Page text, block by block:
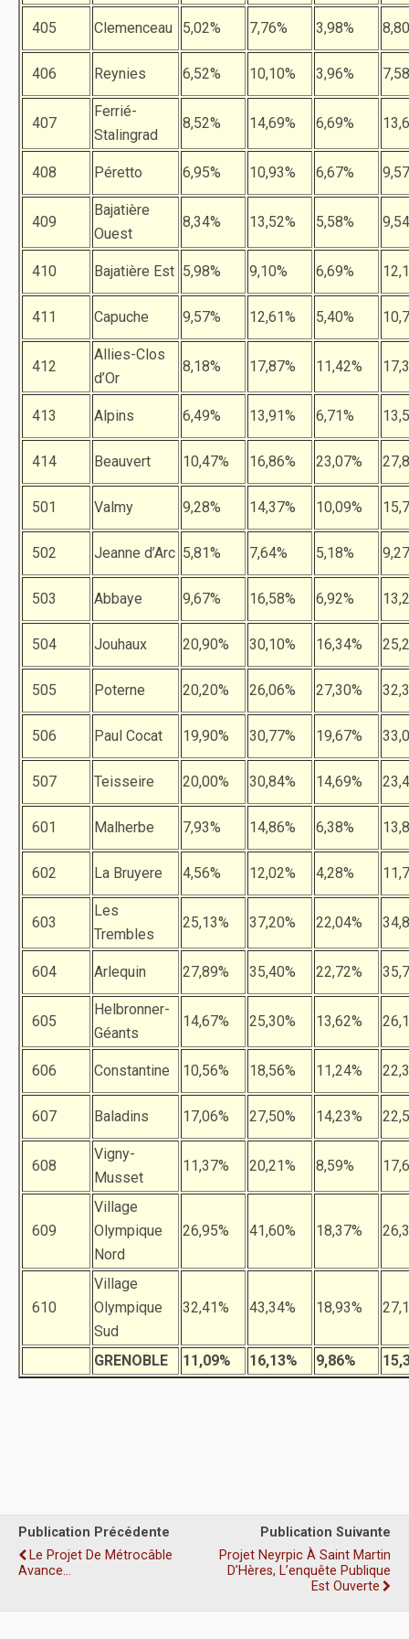
405 Clemenceau 5,02% 7,76% 3,98%
406 Reynies 6,52% 10,10% 3,96%
407
Ferrié-
Stalingrad
8,52% 14,69% 6,69%
408 Péretto 6,95% 10,93% 6,67%
409
Bajatière
Ouest
8,34% 13,52% 5,58%
410 Bajatière Est 5,98% 9,10% 6,69%
411 Capuche 9,57% 12,61% 5,40%
412
Allies-Clos
d’Or
8,18% 17,87% 11,42%
413 Alpins 6,49% 13,91% 6,71%
414 Beauvert 10,47% 16,86% 23,07%
501 Valmy 9,28% 14,37% 10,09%
502 Jeanne d’Arc 5,81% 7,64% 5,18%
503 Abbaye 9,67% 16,58% 6,92%
504 Jouhaux 20,90% 30,10% 16,34%
505 Poterne 20,20% 26,06% 27,30%
506 Paul Cocat 19,90% 30,77% 19,67%
507 Teisseire 20,00% 30,84% 14,69%
601 Malherbe 7,93% 14,86% 6,38%
602 La Bruyere 4,56% 12,02% 4,28%
603
Les
Trembles
25,13% 37,20% 22,04%
604 Arlequin 27,89% 35,40% 22,72%
605
Helbronner-
Géants
14,67% 25,30% 13,62%
606 Constantine 10,56% 18,56% 11,24%
607 Baladins 17,06% 27,50% 14,23%
608
Vigny-
Musset
11,37% 20,21% 8,59%
609
Village
Olympique
Nord
26,95% 41,60% 18,37%
610
Village
Olympique
Sud
32,41% 43,34% 18,93%
GRENOBLE 11,09% 16,13% 9,86%
Publication Précédente
Le Projet De Métrocâble
Avance…
Publication Suivante
Projet Neyrpic À Saint Martin
D’Hères, L’enquête Publique
Est Ouverte